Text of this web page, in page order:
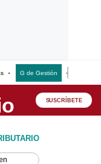
G de Gestión
SUSCRÍBETE